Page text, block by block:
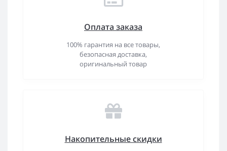
Оплата заказа
100% гарантия на все товары,
безопасная доставка,
оригинальный товар
Накопительные скидки